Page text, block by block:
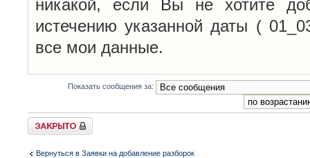
никакой, если Вы не хотите
истечению указанной даты (
все мои данные.
Показать сообщения за:
Закрыто
Вернуться в Заявки на добавление разборок